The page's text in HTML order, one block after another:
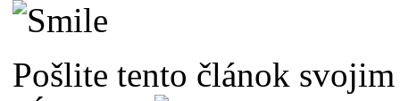
Pošlite tento článok